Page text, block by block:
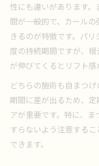
性にも違いがあります
間が一般的で、カール
きるのが特徴です。パ
度の持続期間ですが、
が伸びてくるとリフト感
どちらの施術も自まつ
期間に差が出るため、
アが重要です。特に、
すらないよう注意する
できます。